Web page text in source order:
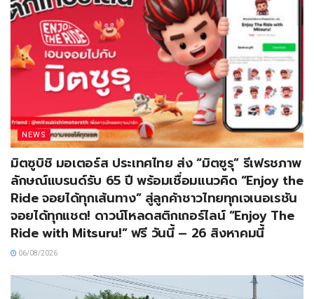
NEWS
มิตซูบิชิ มอเตอร์ส ประเทศไทย ส่ง “มิตซูรุ” รีเฟรชภาพ
ลักษณ์แบรนด์รับ 65 ปี พร้อมเชื่อมแนวคิด “Enjoy the
Ride จอยได้ทุกเส้นทาง” สู่ลูกค้าชาวไทยทุกเจเนอเรชัน
จอยได้ทุกแชต! ดาวน์โหลดสติกเกอร์ไลน์ “Enjoy The
Ride with Mitsuru!” ฟรี วันนี้ – 26 สิงหาคมนี้
06/08/2026